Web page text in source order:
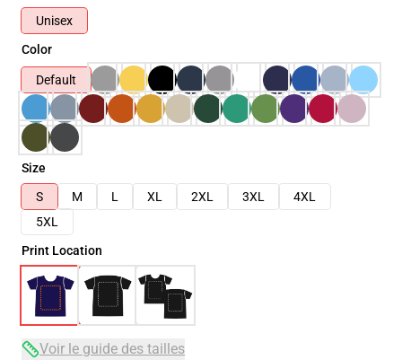
Unisex
Color
Default
Size
S
M L XL 2XL 3XL
4XL
5XL
Print Location
Voir le guide des tailles